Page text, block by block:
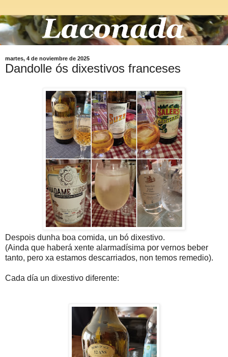
martes, 4 de noviembre de 2025
Dandolle ós dixestivos franceses
Despois dunha boa comida, un bó dixestivo.
(Ainda que haberá xente alarmadísima por vernos beber
tanto, pero xa estamos descarriados, non temos remedio).
Cada día un dixestivo diferente: